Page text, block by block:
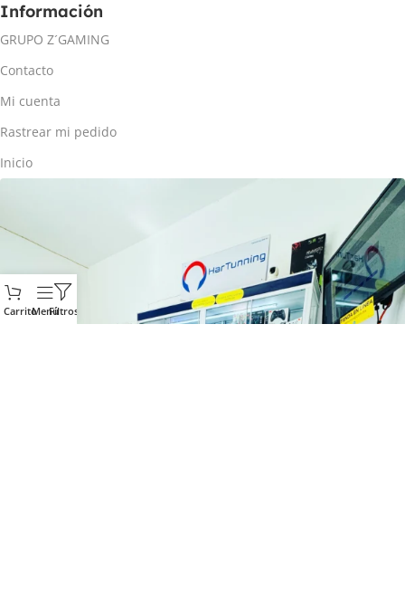
Información
GRUPO Z´GAMING
Contacto
Mi cuenta
Rastrear mi pedido
Inicio
CarritoMenúFiltros